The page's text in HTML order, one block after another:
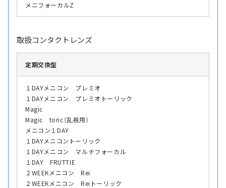
メニフォーカルZ
取扱コンタクトレンズ
定期交換型
１DAYメニコン プレミオ
１DAYメニコン プレミオトーリック
Magic
Magic toric（乱視用）
メニコン１DAY
１DAYメニコントーリック
１DAYメニコン マルチフォーカル
１DAY FRUTTIE
２WEEKメニコン Rei
２WEEKメニコン Reiトーリック